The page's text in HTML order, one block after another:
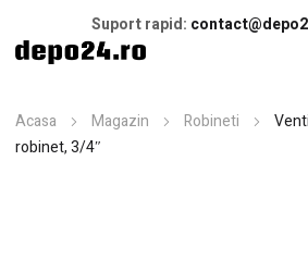
Suport rapid:
Acasa Magazin Robineti
robinet, 3/4″